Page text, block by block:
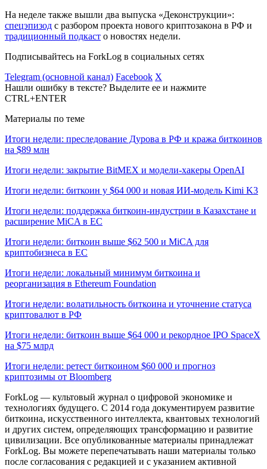
На неделе также вышли два выпуска «Деконструкции»:
спецэпизод с разбором проекта нового криптозакона в РФ и
традиционный подкаст о новостях недели.
Подписывайтесь на ForkLog в социальных сетях
Telegram (основной канал) Facebook X
Нашли ошибку в тексте? Выделите ее и нажмите
CTRL+ENTER
Материалы по теме
Итоги недели: преследование Дурова в РФ и кража биткоинов
на $89 млн
Итоги недели: закрытие BitMEX и модели-хакеры OpenAI
Итоги недели: биткоин у $64 000 и новая ИИ-модель Kimi K3
Итоги недели: поддержка биткоин-индустрии в Казахстане и
расширение MiCA в ЕС
Итоги недели: биткоин выше $62 500 и MiCA для
криптобизнеса в ЕС
Итоги недели: локальный минимум биткоина и
реорганизация в Ethereum Foundation
Итоги недели: волатильность биткоина и уточнение статуса
криптовалют в РФ
Итоги недели: биткоин выше $64 000 и рекордное IPO SpaceX
на $75 млрд
Итоги недели: ретест биткоином $60 000 и прогноз
криптозимы от Bloomberg
ForkLog — культовый журнал о цифровой экономике и
технологиях будущего. С 2014 года документируем развитие
биткоина, искусственного интеллекта, квантовых технологий
и других систем, определяющих трансформацию и развитие
цивилизации. Все опубликованные материалы принадлежат
ForkLog. Вы можете перепечатывать наши материалы только
после согласования с редакцией и с указанием активной